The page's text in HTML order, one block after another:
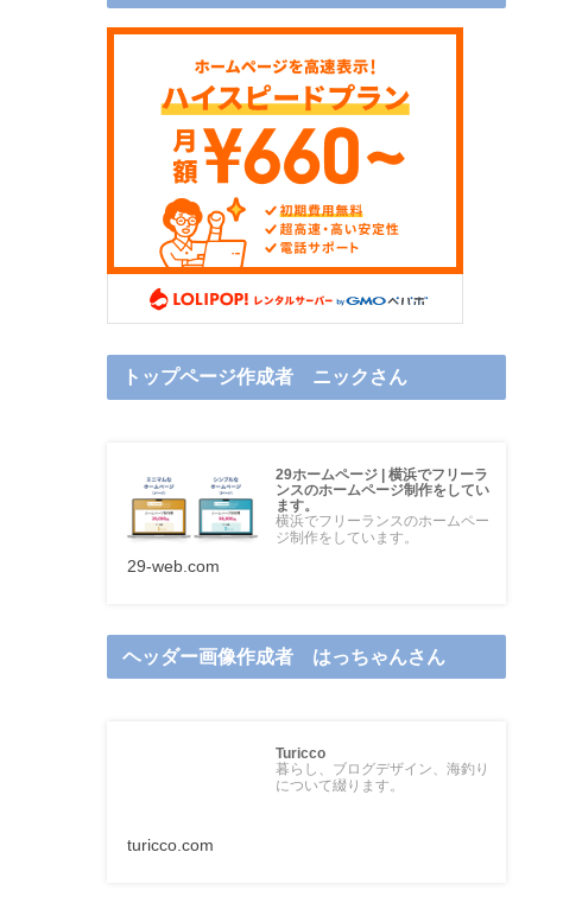
トップページ作成者 ニックさん
29ホームページ | 横浜でフリーラ
ンスのホームページ制作をしてい
ます。
横浜でフリーランスのホームペー
ジ制作をしています。
29-web.com
ヘッダー画像作成者 はっちゃんさん
Turicco
暮らし、ブログデザイン、海釣り
について綴ります。
turicco.com